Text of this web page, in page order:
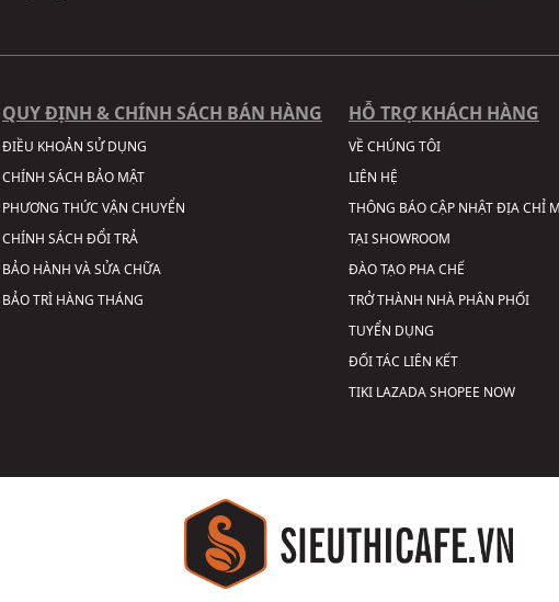
QUY ĐỊNH & CHÍNH SÁCH BÁN HÀNG
ĐIỀU KHOẢN SỬ DỤNG
CHÍNH SÁCH BẢO MẬT
PHƯƠNG THỨC VẬN CHUYỂN
CHÍNH SÁCH ĐỔI TRẢ
BẢO HÀNH VÀ SỬA CHỮA
BẢO TRÌ HÀNG THÁNG
HỖ TRỢ KHÁCH HÀNG
VỀ CHÚNG TÔI
LIÊN HỆ
THÔNG BÁO CẬP NHẬT ĐỊA CHỈ
TẠI SHOWROOM
ĐÀO TẠO PHA CHẾ
TRỞ THÀNH NHÀ PHÂN PHỐI
TUYỂN DỤNG
ĐỐI TÁC LIÊN KẾT
TIKI LAZADASHOPEE NOW